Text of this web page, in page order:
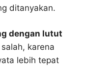
ditanyakan.
dengan lutut
karena
lebih tepat